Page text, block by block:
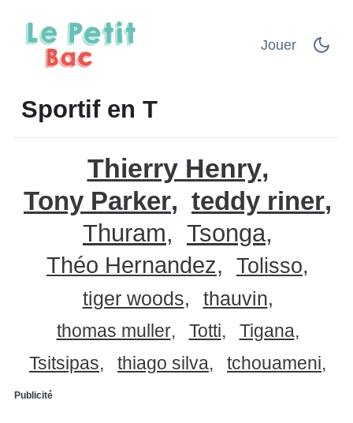
Jouer
Sportif en T
Thierry Henry
Tony Parker teddy riner
Thuram Tsonga
Théo Hernandez Tolisso
tiger woods thauvin
thomas muller Totti
Tigana
Tsitsipas
thiago silva tchouameni
Publicité